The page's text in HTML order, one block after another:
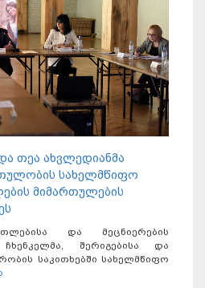
თეა ახვლედიანმა
სახელმწიფო
მიმართულების
და მეცნიერების
შერიგებისა და
საკითხებში სახელმწიფო